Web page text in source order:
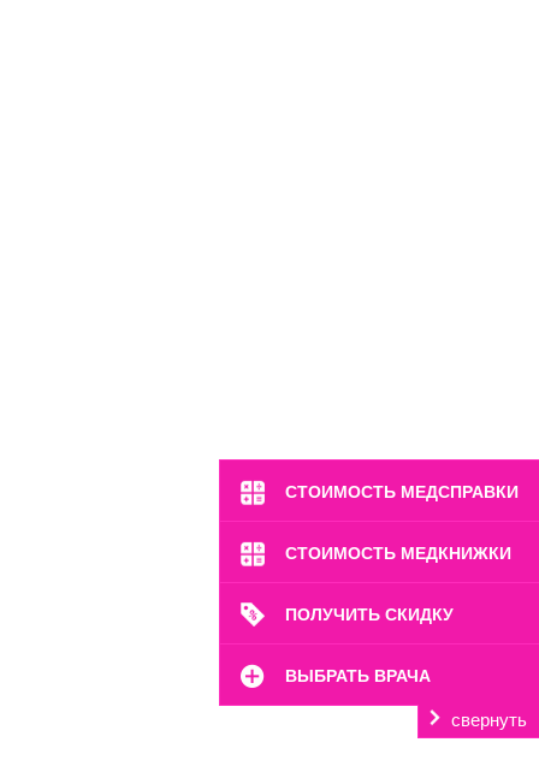
СТОИМОСТЬ МЕДСПРАВКИ
СТОИМОСТЬ МЕДКНИЖКИ
ПОЛУЧИТЬ СКИДКУ
ВЫБРАТЬ ВРАЧА
свернуть